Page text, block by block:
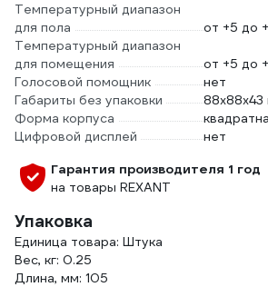
Температурный диапазон
для пола
от +5 до
Температурный диапазон
для помещения
от +5 до
Голосовой помощник
нет
Габариты без упаковки
88х88х43
Форма корпуса
Цифровой дисплей
нет
Гарантия производителя 1 год
на товары REXANT
Упаковка
Единица товара: Штука
Вес, кг: 0.25
Длина, мм: 105